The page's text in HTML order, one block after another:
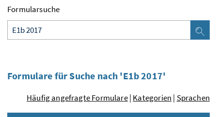
Formularsuche
Formulare für Suche nach 'E1b 2017'
Häufig angefragte Formulare| Kategorien | Sprachen